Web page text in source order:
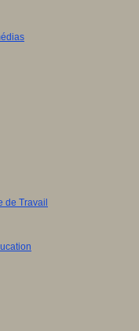
de Travail